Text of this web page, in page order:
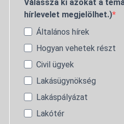
Válassza ki azokat a
hírlevelet megjelölhet.)
Általános hírek
Hogyan vehetek részt
Civil ügyek
Lakásügynökség
Lakáspályázat
Lakótér